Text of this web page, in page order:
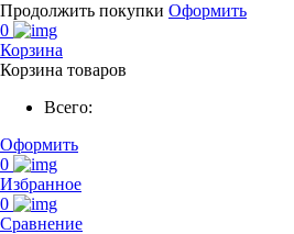
Продолжить покупки Оформить
0
Корзина
Корзина товаров
Всего:
Оформить
0
Избранное
0
Сравнение